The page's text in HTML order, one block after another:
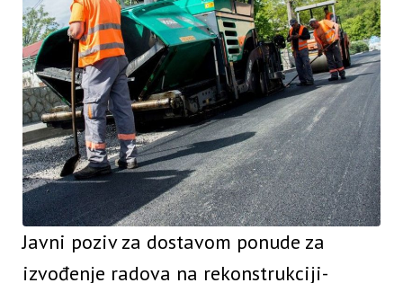
Javni poziv za dostavom ponude za
izvođenje radova na rekonstrukciji-